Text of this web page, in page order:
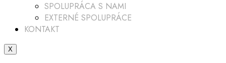
SPOLUPRÁCA S NAMI
EXTERNÉ SPOLUPRÁCE
KONTAKT
X